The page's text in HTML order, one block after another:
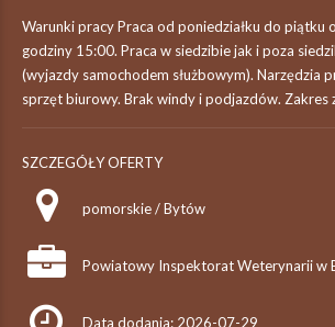
Warunki pracy Praca od poniedziałku do piątku
godziny 15:00. Praca w siedzibie jak i poza
(wyjazdy samochodem służbowym). Narzędzia
sprzęt biurowy. Brak windy i podjazdów. Zakres
SZCZEGÓŁY OFERTY
pomorskie / Bytów
Powiatowy Inspektorat Weterynarii w
Data dodania: 2026-07-29